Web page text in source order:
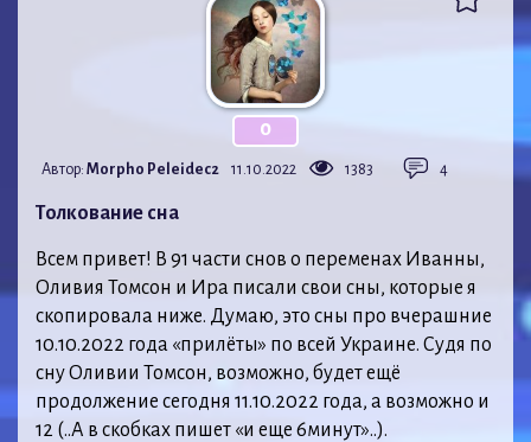
0
Автор: Morpho Peleidec2 11.10.2022 1383 4
Толкование сна
Всем привет! В 91 части снов о переменах Иванны,
Оливия Томсон и Ира писали свои сны, которые я
скопировала ниже. Думаю, это сны про вчерашние
10.10.2022 года «прилёты» по всей Украине. Судя по
сну Оливии Томсон, возможно, будет ещё
продолжение сегодня 11.10.2022 года, а возможно и
12 (..А в скобках пишет «и еще 6минут»..).